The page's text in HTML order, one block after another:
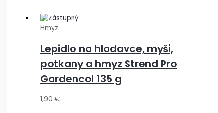
Hmyz
Lepidlo na hlodavce, myši,
potkany a hmyz Strend Pro
Gardencol 135 g
1,90 €